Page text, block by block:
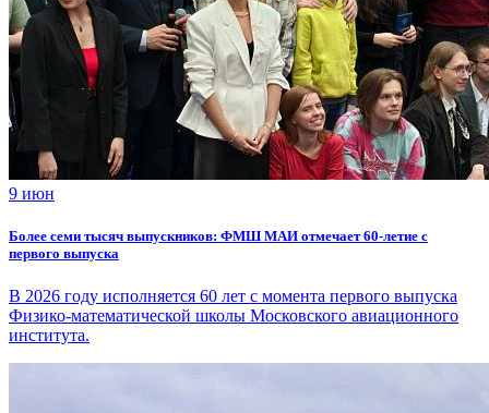
9 июн
Более семи тысяч выпускников: ФМШ МАИ отмечает 60‑летие с
первого выпуска
В 2026 году исполняется 60 лет с момента первого выпуска
Физико‑математической школы Московского авиационного
института.